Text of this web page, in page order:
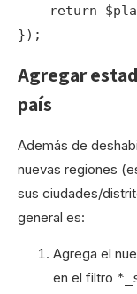
});
Agregar
país
Además de
nuevas regiones
sus ciudades/
general es:
Agrega el
en el filtro